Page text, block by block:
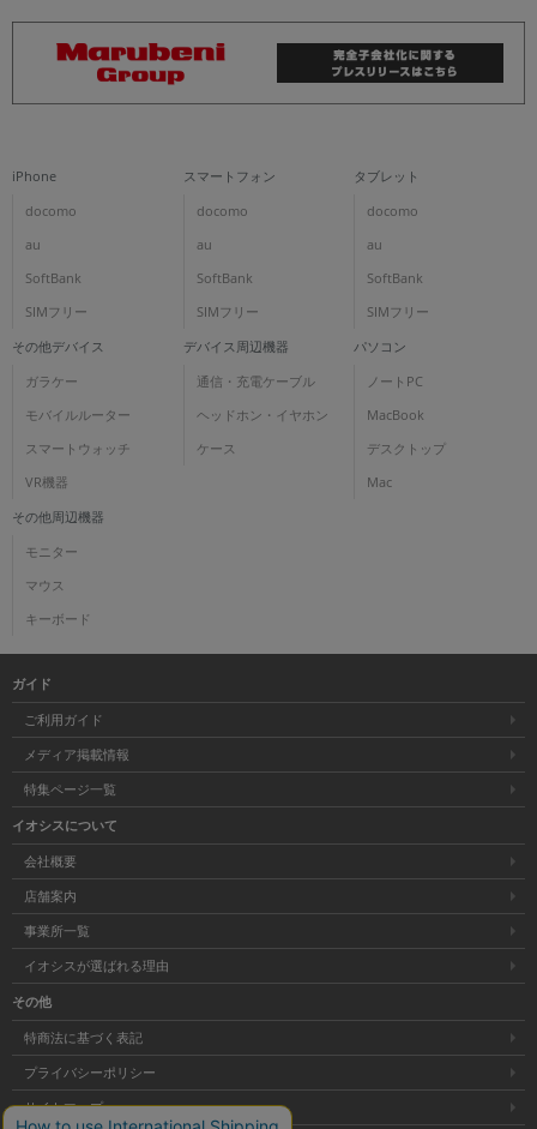
iPhone
docomo
au
SoftBank
SIMフリー
スマートフォン
docomo
au
SoftBank
SIMフリー
タブレット
docomo
au
SoftBank
SIMフリー
その他デバイス
ガラケー
モバイルルーター
スマートウォッチ
VR機器
デバイス周辺機器
通信・充電ケーブル
ヘッドホン・イヤホン
ケース
パソコン
ノートPC
MacBook
デスクトップ
Mac
その他周辺機器
モニター
マウス
キーボード
ガイド
ご利用ガイド
メディア掲載情報
特集ページ一覧
イオシスについて
会社概要
店舗案内
事業所一覧
イオシスが選ばれる理由
その他
特商法に基づく表記
プライバシーポリシー
サイトマップ